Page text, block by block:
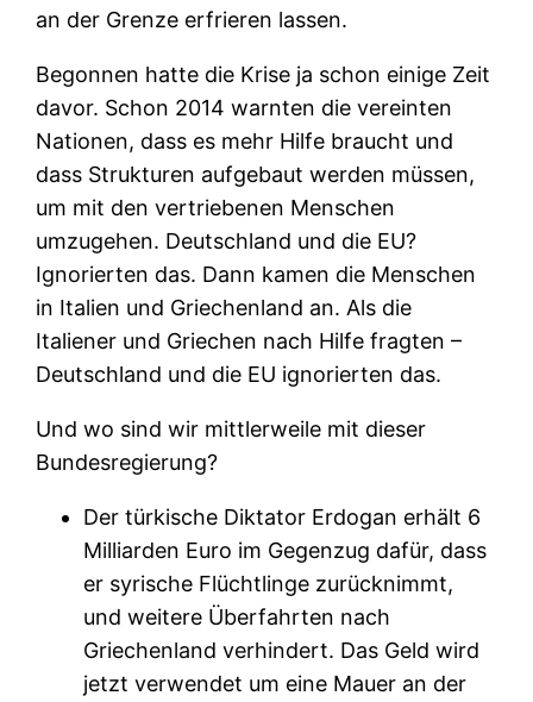
an der Grenze erfrieren lassen.
Begonnen hatte die Krise ja schon einige Zeit
davor. Schon 2014 warnten die vereinten
Nationen, dass es mehr Hilfe braucht und
dass Strukturen aufgebaut werden müssen,
um mit den vertriebenen Menschen
umzugehen. Deutschland und die EU?
Ignorierten das. Dann kamen die Menschen
in Italien und Griechenland an. Als die
Italiener und Griechen nach Hilfe fragten –
Deutschland und die EU ignorierten das.
Und wo sind wir mittlerweile mit dieser
Bundesregierung?
Der türkische Diktator Erdogan erhält 6
Milliarden Euro im Gegenzug dafür, dass
er syrische Flüchtlinge zurücknimmt,
und weitere Überfahrten nach
Griechenland verhindert. Das Geld wird
jetzt verwendet um eine Mauer an der